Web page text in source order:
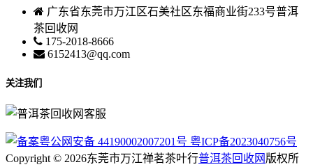
广东省东莞市万江区石美社区东福商业街233号普洱
茶回收网
175-2018-8666
6152413@qq.com
关注我们
粤公网安备 44190002007201号 粤ICP备2023040756号
Copyright © 2026东莞市万江禅茗茶叶行普洱茶回收网 版权所